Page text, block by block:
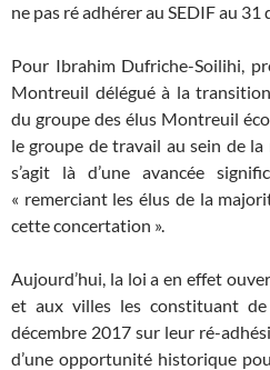
ne pas ré adhérer au SEDIF au 31
Pour Ibrahim Dufriche-Soilihi,
Montreuil délégué à la
du groupe des élus Montreuil
le groupe de travail au sein de
s’agit là d’une avancée
« remerciant les élus de la
cette concertation ».
Aujourd’hui, la loi a en effet
et aux villes les constituant
décembre 2017 sur leur ré-
d’une opportunité historique